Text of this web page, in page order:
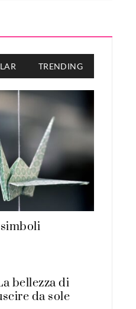
TRENDING
bellezza di
da sole